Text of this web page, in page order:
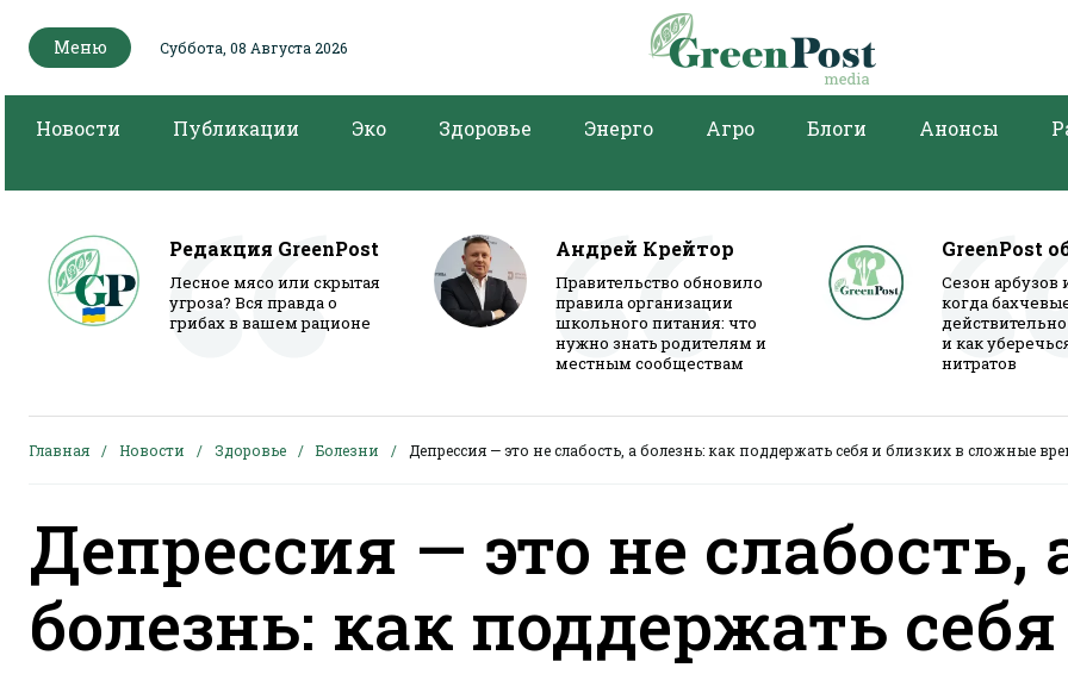
Меню Суббота, 08 Августа 2026
Новости Публикации Эко Здоровье Энерго Агро Блоги Анонсы
Редакция GreenPost
Лесное мясо или скрытая
угроза? Вся правда о
грибах в вашем рационе
Андрей Крейтор
Правительство обновило
правила организации
школьного питания: что
нужно знать родителям и
местным сообществам
GreenPost
Сезон арбузов
когда
и как
нитратов
Главная Новости Здоровье Болезни Депрессия — это не слабость, а болезнь: как поддержать себя и близких в сложные
Депрессия — это не слабость,
болезнь: как поддержать